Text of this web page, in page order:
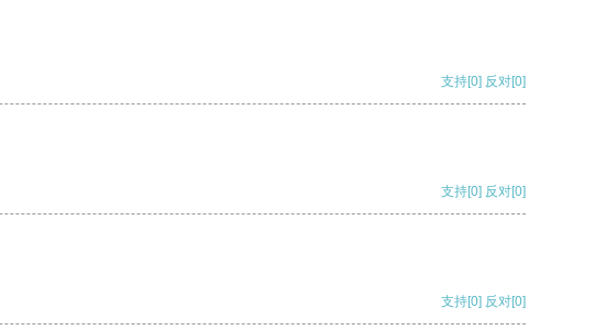
支持[0] 反对[0]
支持[0] 反对[0]
支持[0] 反对[0]